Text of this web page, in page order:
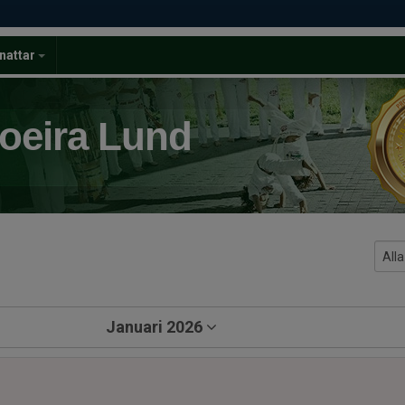
Lund
Januari 2026